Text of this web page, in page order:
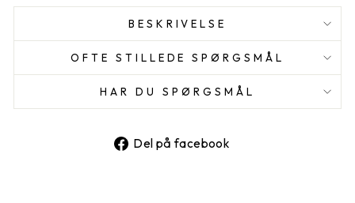
BESKRIVELSE
OFTE STILLEDE SPØRGSMÅL
HAR DU SPØRGSMÅL
Del på facebook